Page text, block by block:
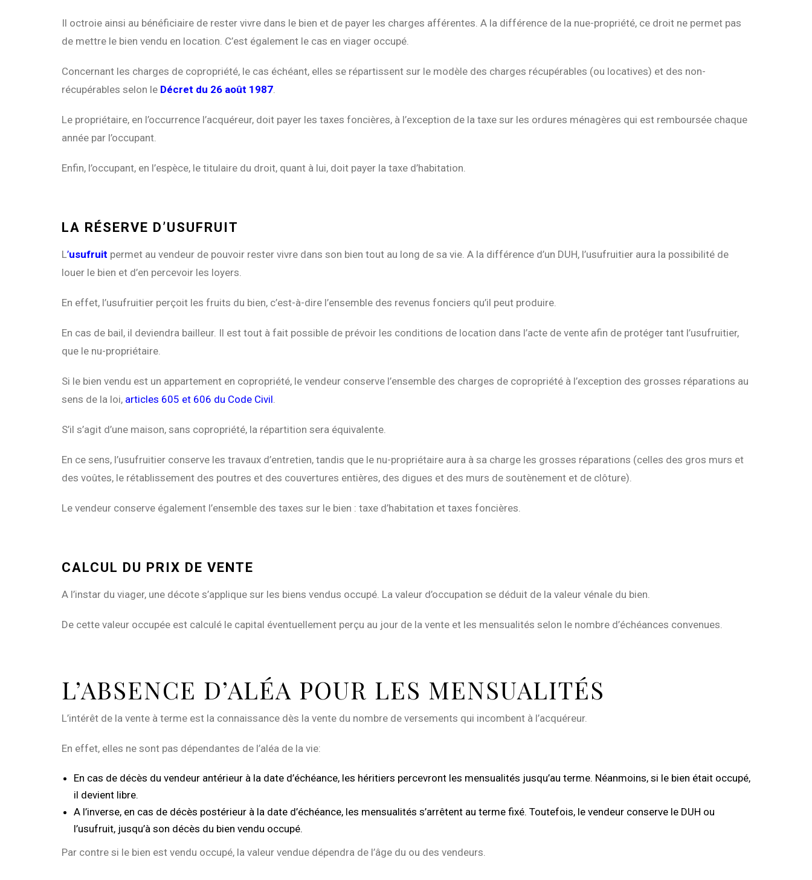
Il octroie ainsi au bénéficiaire de rester vivre dans le bien et de payer les charges afférentes. A la différence de la nue-propriété, ce droit ne permet pas
de mettre le bien vendu en location. C’est également le cas en viager occupé.
Concernant les charges de copropriété, le cas échéant, elles se répartissent sur le modèle des charges récupérables (ou locatives) et des non-
récupérables selon le Décret du 26 août 1987.
Le propriétaire, en l’occurrence l’acquéreur, doit payer les taxes foncières, à l’exception de la taxe sur les ordures ménagères qui est remboursée chaque
année par l’occupant.
Enfin, l’occupant, en l’espèce, le titulaire du droit, quant à lui, doit payer la taxe d’habitation.
LA RÉSERVE D’USUFRUIT
L’usufruit permet au vendeur de pouvoir rester vivre dans son bien tout au long de sa vie. A la différence d’un DUH, l’usufruitier aura la possibilité de
louer le bien et d’en percevoir les loyers.
En effet, l’usufruitier perçoit les fruits du bien, c’est-à-dire l’ensemble des revenus fonciers qu’il peut produire.
En cas de bail, il deviendra bailleur. Il est tout à fait possible de prévoir les conditions de location dans l’acte de vente afin de protéger tant l’usufruitier,
que le nu-propriétaire.
Si le bien vendu est un appartement en copropriété, le vendeur conserve l’ensemble des charges de copropriété à l’exception des grosses réparations au
sens de la loi, articles 605 et 606 du Code Civil.
S’il s’agit d’une maison, sans copropriété, la répartition sera équivalente.
En ce sens, l’usufruitier conserve les travaux d’entretien, tandis que le nu-propriétaire aura à sa charge les grosses réparations (celles des gros murs et
des voûtes, le rétablissement des poutres et des couvertures entières, des digues et des murs de soutènement et de clôture).
Le vendeur conserve également l’ensemble des taxes sur le bien : taxe d’habitation et taxes foncières.
CALCUL DU PRIX DE VENTE
A l’instar du viager, une décote s’applique sur les biens vendus occupé. La valeur d’occupation se déduit de la valeur vénale du bien.
De cette valeur occupée est calculé le capital éventuellement perçu au jour de la vente et les mensualités selon le nombre d’échéances convenues.
L’ABSENCE D’ALÉA POUR LES MENSUALITÉS
L’intérêt de la vente à terme est la connaissance dès la vente du nombre de versements qui incombent à l’acquéreur.
En effet, elles ne sont pas dépendantes de l’aléa de la vie:
En cas de décès du vendeur antérieur à la date d’échéance, les héritiers percevront les mensualités jusqu’au terme. Néanmoins, si le bien était occupé,
il devient libre.
A l’inverse, en cas de décès postérieur à la date d’échéance, les mensualités s’arrêtent au terme fixé. Toutefois, le vendeur conserve le DUH ou
l’usufruit, jusqu’à son décès du bien vendu occupé.
Par contre si le bien est vendu occupé, la valeur vendue dépendra de l’âge du ou des vendeurs.